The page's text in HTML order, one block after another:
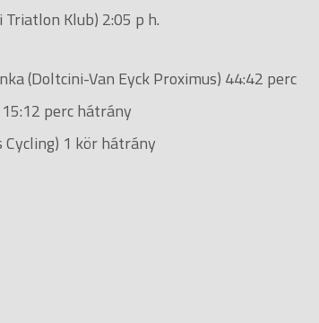
Klub) 2:05 p h.
(Doltcini-Van Eyck Proximus) 44:42 perc
15:12 perc hátrány
Cycling) 1 kör hátrány